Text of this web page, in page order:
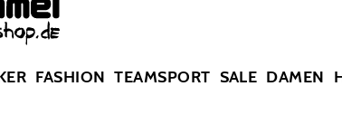
FASHION TEAMSPORT SALE DAMEN